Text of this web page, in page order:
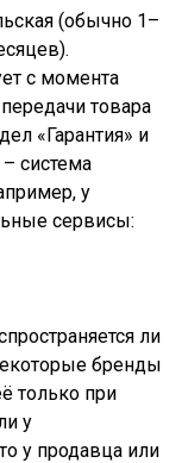
(обычно 1–
с момента
товара
«Гарантия» и
система
у
сервисы:
ли
бренды
только при
у
у продавца или